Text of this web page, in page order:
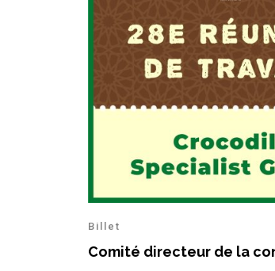
Billet
Comité directeur de la